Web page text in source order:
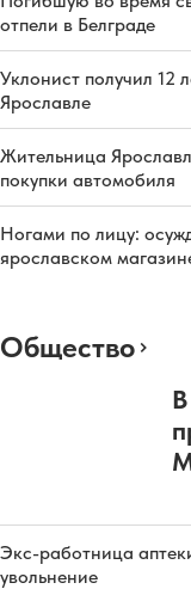
отпели в Белграде
Уклонист получил 12
Ярославле
Жительница
покупки автомобиля
Ногами по лицу:
ярославском
Общество
Экс-работница
увольнение